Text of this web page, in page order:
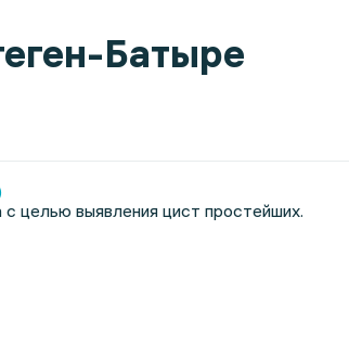
Батыре
целью выявления цист простейших.